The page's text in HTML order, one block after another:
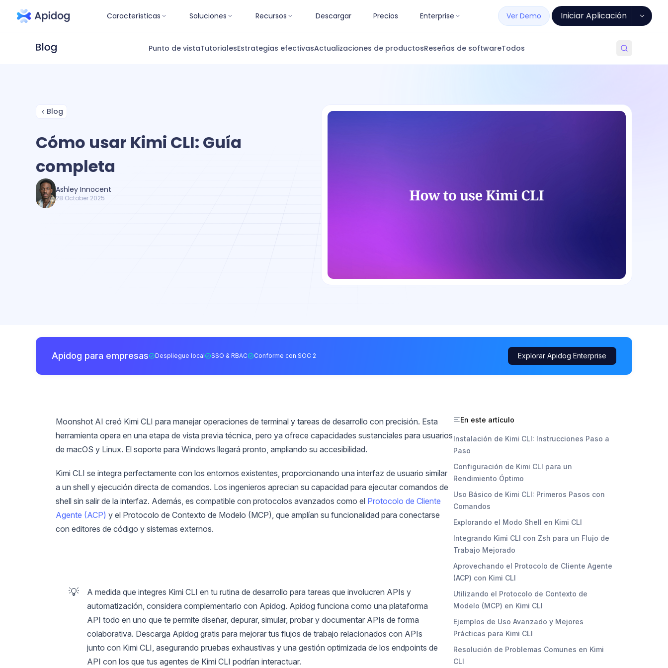
Características Soluciones Recursos Descargar Precios Enterprise Ver Demo Iniciar Aplicación
Punto de vistaTutorialesEstrategias efectivasActualizaciones de productosReseñas de softwareTodos
Blog
Cómo usar Kimi CLI: Guía
completa
Ashley Innocent
28 October 2025
Apidog para empresas Despliegue local SSO & RBAC Conforme con SOC 2 Explorar Apidog Enterprise
Moonshot AI creó Kimi CLI para manejar operaciones de terminal y tareas de desarrollo con precisión. Esta
herramienta opera en una etapa de vista previa técnica, pero ya ofrece capacidades sustanciales para usuarios
de macOS y Linux. El soporte para Windows llegará pronto, ampliando su accesibilidad.
Kimi CLI se integra perfectamente con los entornos existentes, proporcionando una interfaz de usuario similar
a un shell y ejecución directa de comandos. Los ingenieros aprecian su capacidad para ejecutar comandos de
shell sin salir de la interfaz. Además, es compatible con protocolos avanzados como el Protocolo de Cliente
Agente (ACP) y el Protocolo de Contexto de Modelo (MCP), que amplían su funcionalidad para conectarse
con editores de código y sistemas externos.
💡
A medida que integres Kimi CLI en tu rutina de desarrollo para tareas que involucren APIs y
automatización, considera complementarlo con Apidog. Apidog funciona como una plataforma
API todo en uno que te permite diseñar, depurar, simular, probar y documentar APIs de forma
colaborativa. Descarga Apidog gratis para mejorar tus flujos de trabajo relacionados con APIs
junto con Kimi CLI, asegurando pruebas exhaustivas y una gestión optimizada de los endpoints de
API con los que tus agentes de Kimi CLI podrían interactuar.
En este artículo
Instalación de Kimi CLI: Instrucciones Paso a
Paso
Configuración de Kimi CLI para un
Rendimiento Óptimo
Uso Básico de Kimi CLI: Primeros Pasos con
Comandos
Explorando el Modo Shell en Kimi CLI
Integrando Kimi CLI con Zsh para un Flujo de
Trabajo Mejorado
Aprovechando el Protocolo de Cliente Agente
(ACP) con Kimi CLI
Utilizando el Protocolo de Contexto de
Modelo (MCP) en Kimi CLI
Ejemplos de Uso Avanzado y Mejores
Prácticas para Kimi CLI
Resolución de Problemas Comunes en Kimi
CLI